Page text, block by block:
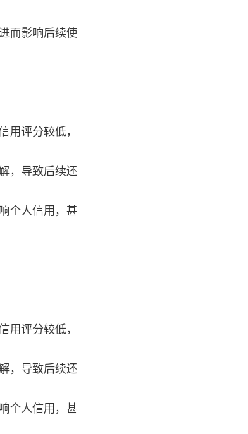
而影响后续使
用评分较低，
，导致后续还
个人信用，甚
用评分较低，
，导致后续还
个人信用，甚